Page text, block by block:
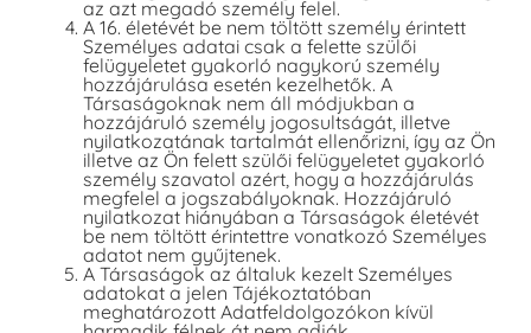
az azt megadó személy felel.
A 16. életévét be nem töltött személy érintett
Személyes adatai csak a felette szülői
felügyeletet gyakorló nagykorú személy
hozzájárulása esetén kezelhetők. A
Társaságoknak nem áll módjukban a
hozzájáruló személy jogosultságát, illetve
nyilatkozatának tartalmát ellenőrizni, így az Ön
illetve az Ön felett szülői felügyeletet gyakorló
személy szavatol azért, hogy a hozzájárulás
megfelel a jogszabályoknak. Hozzájáruló
nyilatkozat hiányában a Társaságok életévét
be nem töltött érintettre vonatkozó Személyes
adatot nem gyűjtenek.
A Társaságok az általuk kezelt Személyes
adatokat a jelen Tájékoztatóban
meghatározott Adatfeldolgozókon kívül